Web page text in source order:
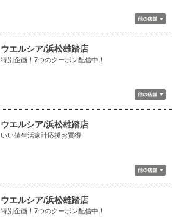
ウエルシア/浜松雄踏店
特別企画！7つのクーポン配信中！
ウエルシア/浜松雄踏店
いい値生活家計応援お買得
ウエルシア/浜松雄踏店
特別企画！7つのクーポン配信中！